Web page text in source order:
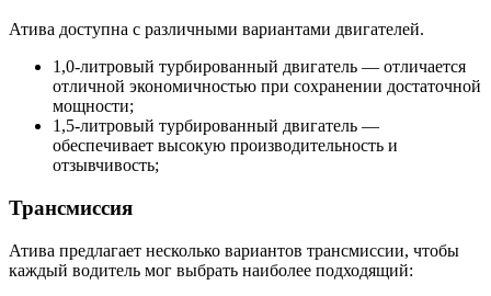
Атива доступна с различными вариантами двигателей.
1,0-литровый турбированный двигатель — отличается
отличной экономичностью при сохранении достаточной
мощности;
1,5-литровый турбированный двигатель —
обеспечивает высокую производительность и
отзывчивость;
Трансмиссия
Атива предлагает несколько вариантов трансмиссии, чтобы
каждый водитель мог выбрать наиболее подходящий: